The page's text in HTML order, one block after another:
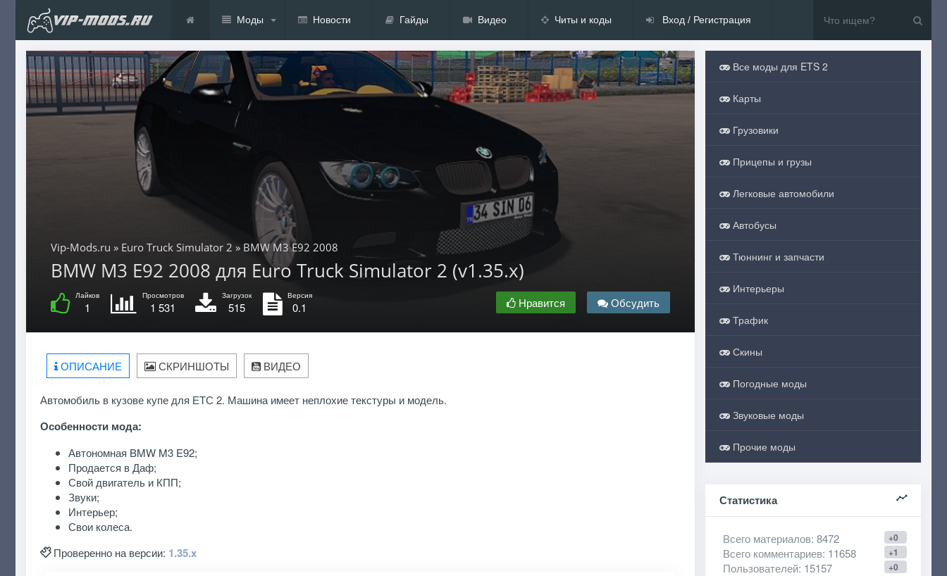
Моды Новости Гайды Видео Читы и коды Вход / Регистрация
Vip-Mods.ru » Euro Truck Simulator 2 » BMW M3 E92 2008
BMW M3 E92 2008 для Euro Truck Simulator 2 (v1.35.x)
Лайков
1
Просмотров
1 531
Загрузок
515
Версия
0.1 Нравится Обсудить
ОПИСАНИЕ СКРИНШОТЫ ВИДЕО
Автомобиль в кузове купе для ЕТС 2. Машина имеет неплохие текстуры и модель.
Особенности мода:
Автономная BMW M3 E92;
Продается в Даф;
Свой двигатель и КПП;
Звуки;
Интерьер;
Свои колеса.
Проверенно на версии: 1.35.x
Все моды для ETS 2
Карты
Грузовики
Прицепы и грузы
Легковые автомобили
Автобусы
Тюннинг и запчасти
Интерьеры
Трафик
Скины
Погодные моды
Звуковые моды
Прочие моды
Статистика
+0
Всего материалов: 8472
+1
Всего комментариев: 11658
+0
Пользователей: 15157